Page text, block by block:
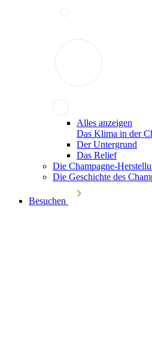
Alles anzeigen
Das Klima in der
Der Untergrund
Das Relief
Die Champagne-
Die Geschichte des
Besuchen